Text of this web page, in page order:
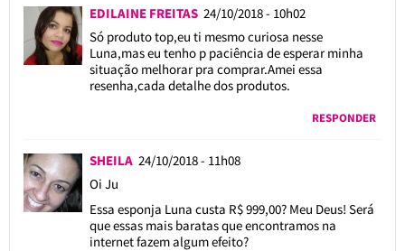
EDILAINE FREITAS 24/10/2018 - 10h02
Só produto top,eu ti mesmo curiosa nesse
Luna,mas eu tenho p paciência de esperar minha
situação melhorar pra comprar.Amei essa
resenha,cada detalhe dos produtos.
RESPONDER
SHEILA 24/10/2018 - 11h08
Oi Ju
Essa esponja Luna custa R$ 999,00? Meu Deus! Será
que essas mais baratas que encontramos na
internet fazem algum efeito?